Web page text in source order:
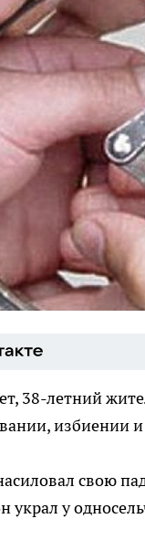
38-летний
избиении
свою
украл у